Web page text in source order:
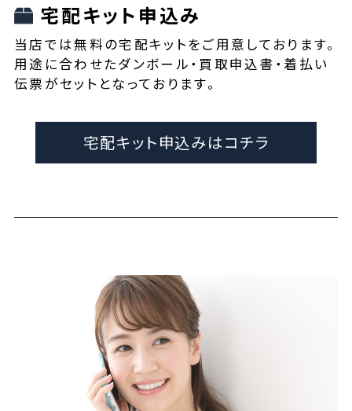
宅配キット申込み
当店では無料の宅配キットをご用意しております。
用途に合わせたダンボール・買取申込書・着払い
伝票がセットとなっております。
宅配キット申込みはコチラ